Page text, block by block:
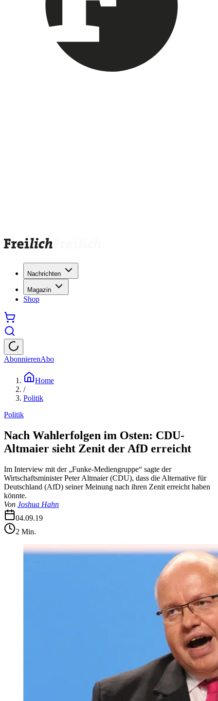
Nachrichten
Magazin
Shop
AbonnierenAbo
Home
/
Politik
Politik
Nach Wahlerfolgen im Osten: CDU-
Altmaier sieht Zenit der AfD erreicht
Im Interview mit der „Funke-Mediengruppe“ sagte der
Wirtschaftsminister Peter Altmaier (CDU), dass die Alternative für
Deutschland (AfD) seiner Meinung nach ihren Zenit erreicht haben
könnte.
Von Joshua Hahn
04.09.19
2 Min.